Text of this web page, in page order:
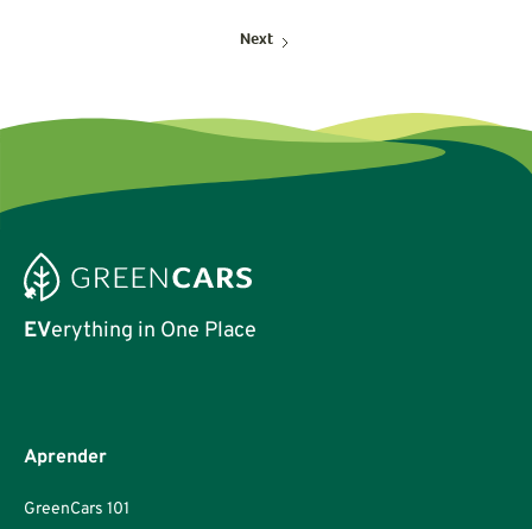
Next
EVerything in One Place
Aprender
GreenCars 101